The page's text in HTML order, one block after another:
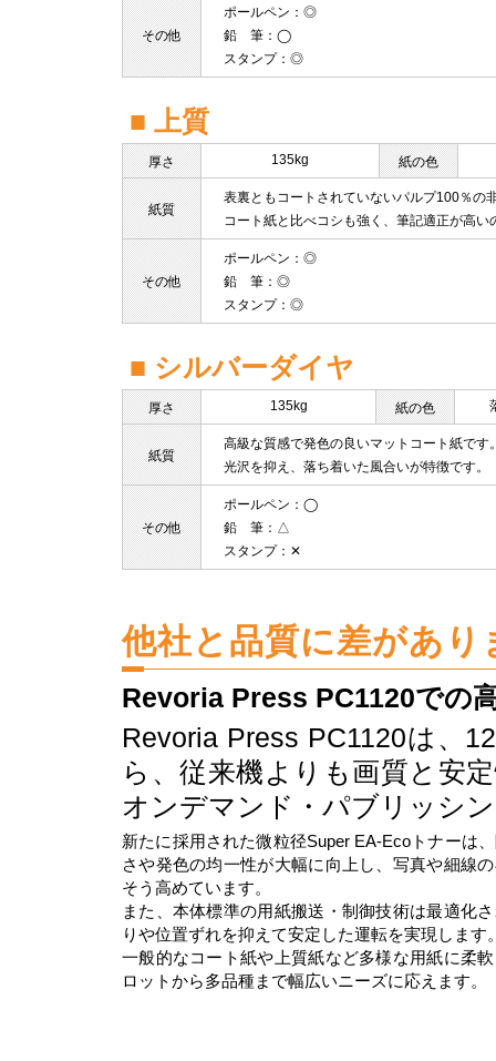
その他
ポールペン ：◎
鉛 筆 ：◯
スタンプ：◎
■ 上質
厚さ 135kg 紙の色
紙質
表裏ともコートされていないパルプ100％の
コート紙と比べコシも強く、筆記適正が高
その他
ポールペン ：◎
鉛 筆 ：◎
スタンプ：◎
■ シルバーダイヤ
厚さ 135kg 紙の色
紙質
高級な質感で発色の良いマットコート紙です
光沢を抑え、落ち着いた風合いが特徴です。
その他
ポールペン ：◯
鉛 筆 ：△
スタンプ：✕
他社と品質に差があり
Revoria Press PC1120での
Revoria Press PC1120は、
ら、従来機よりも画質と安
オンデマンド・パブリッシ
新たに採用された微粒径Super EA-Ecoトナーは
さや発色の均一性が大幅に向上し、写真や細線
そう高めています。
また、本体標準の用紙搬送・制御技術は最適化
りや位置ずれを抑えて安定した運転を実現します
一般的なコート紙や上質紙など多様な用紙に柔
ロットから多品種まで幅広いニーズに応えます。